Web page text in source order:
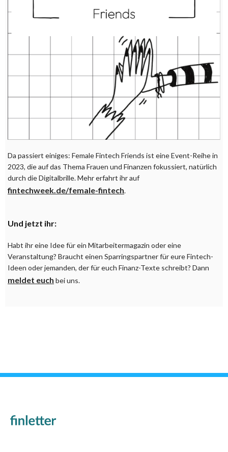
Da passiert einiges: Female Fintech Friends ist eine Event-Reihe in
2023, die auf das Thema Frauen und Finanzen fokussiert, natürlich
durch die Digitalbrille. Mehr erfahrt ihr auf
fintechweek.de/female-fintech.
Und jetzt ihr:
Habt ihr eine Idee für ein Mitarbeitermagazin oder eine
Veranstaltung? Braucht einen Sparringspartner für eure Fintech-
Ideen oder jemanden, der für euch Finanz-Texte schreibt? Dann
meldet euch bei uns.